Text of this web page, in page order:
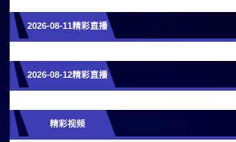
2026-08-11精彩直播
2026-08-12精彩直播
精彩视频